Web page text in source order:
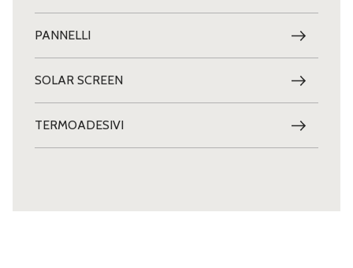
PANNELLI
SOLAR SCREEN
TERMOADESIVI